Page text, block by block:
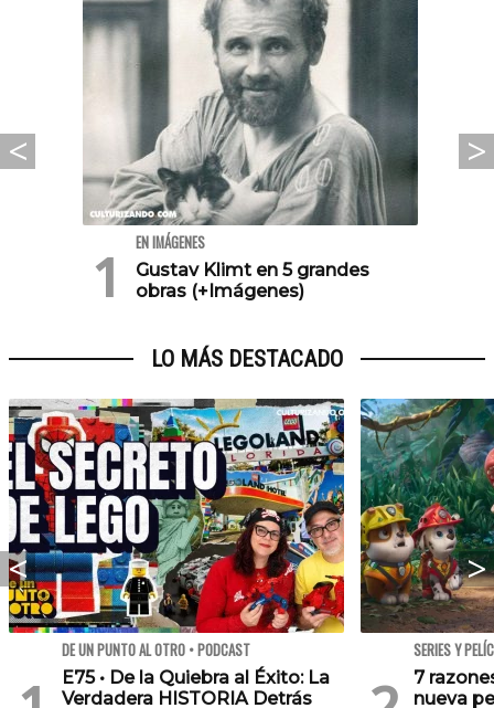
EN IMÁGENES
Gustav Klimt en 5 grandes
obras (+Imágenes)
LO MÁS DESTACADO
DE UN PUNTO AL OTRO • PODCAST
E75 • De la Quiebra al Éxito: La
Verdadera HISTORIA Detrás
SERIES Y
7
nueva